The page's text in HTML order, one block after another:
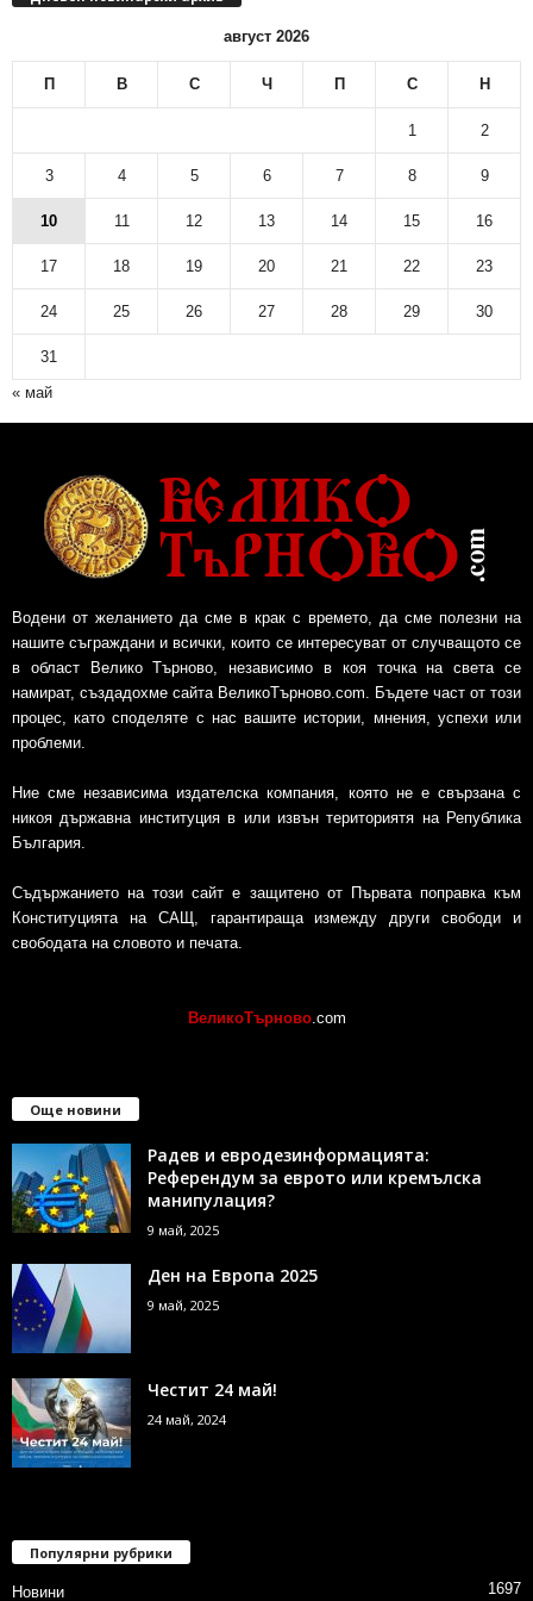
в
а
р
с
к
и
а
август 2026
П В С Ч П С Н
1 2
3 4 5 6 7 8 9
10 11 12 13 14 15 16
17 18 19 20 21 22 23
24 25 26 27 28 29 30
31
« май
Водени от желанието да сме в крак с времето, да сме полезни на
нашите съграждани и всички, които се интересуват от случващото се
в област Велико Търново, независимо в коя точка на света се
намират, създадохме сайта ВеликоТърново.com. Бъдете част от този
процес, като споделяте с нас вашите истории, мнения, успехи или
проблеми.
Ние сме независима издателска компания, която не е свързана с
никоя държавна институция в или извън териториятя на Република
България.
Съдържанието на този сайт е защитено от Първата поправка към
Конституцията на САЩ, гарантираща измежду други свободи и
свободата на словото и печата.
ВеликоТърново.com
Още новини
Радев и евродезинформацията:
Референдум за еврото или кремълска
манипулация?
9 май, 2025
Ден на Европа 2025
9 май, 2025
Честит 24 май!
24 май, 2024
Популярни рубрики
Новини 1697